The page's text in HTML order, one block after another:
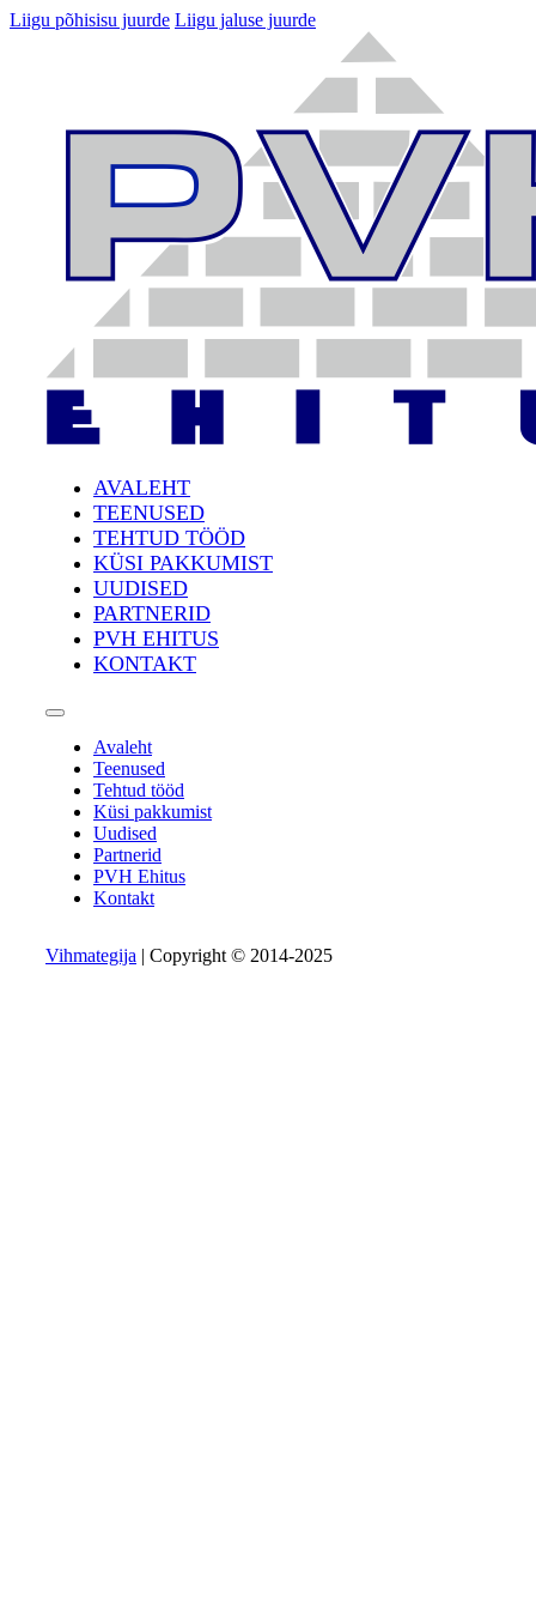
Liigu põhisisu juurde Liigu jaluse juurde
AVALEHT
TEENUSED
TEHTUD TÖÖD
KÜSI PAKKUMIST
UUDISED
PARTNERID
PVH EHITUS
KONTAKT
Avaleht
Teenused
Tehtud tööd
Küsi pakkumist
Uudised
Partnerid
PVH Ehitus
Kontakt
Vihmategija | Copyright © 2014-2025